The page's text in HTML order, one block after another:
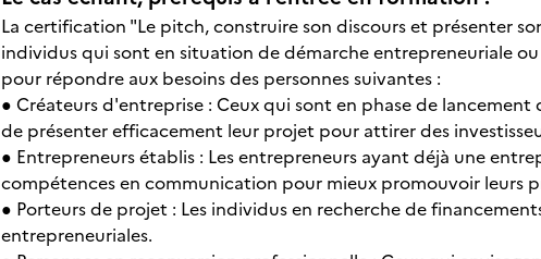
La certification "Le pitch, construire son discours et présenter
individus qui sont en situation de démarche entrepreneuriale
pour répondre aux besoins des personnes suivantes :
● Créateurs d'entreprise : Ceux qui sont en phase de
de présenter efficacement leur projet pour attirer des
● Entrepreneurs établis : Les entrepreneurs ayant déjà une
compétences en communication pour mieux promouvoir leurs
● Porteurs de projet : Les individus en recherche de
entrepreneuriales.